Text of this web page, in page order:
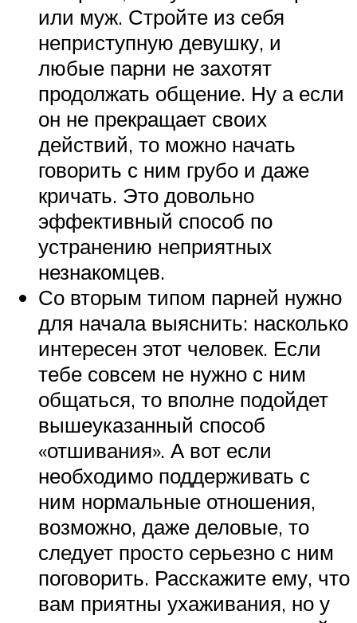
или муж. Стройте из себя
неприступную девушку, и
любые парни не захотят
продолжать общение. Ну а если
он не прекращает своих
действий, то можно начать
говорить с ним грубо и даже
кричать. Это довольно
эффективный способ по
устранению неприятных
незнакомцев.
Со вторым типом парней нужно
для начала выяснить: насколько
интересен этот человек. Если
тебе совсем не нужно с ним
общаться, то вполне подойдет
вышеуказанный способ
«отшивания». А вот если
необходимо поддерживать с
ним нормальные отношения,
возможно, даже деловые, то
следует просто серьезно с ним
поговорить. Расскажите ему, что
вам приятны ухаживания, но у